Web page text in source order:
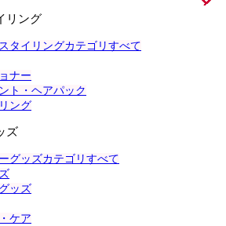
リング
タイリングカテゴリすべて
ナー
ト・ヘアパック
ング
ズ
グッズカテゴリすべて
ッズ
ケア